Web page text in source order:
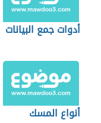
أدوات جمع البيانات
أنواع المسك